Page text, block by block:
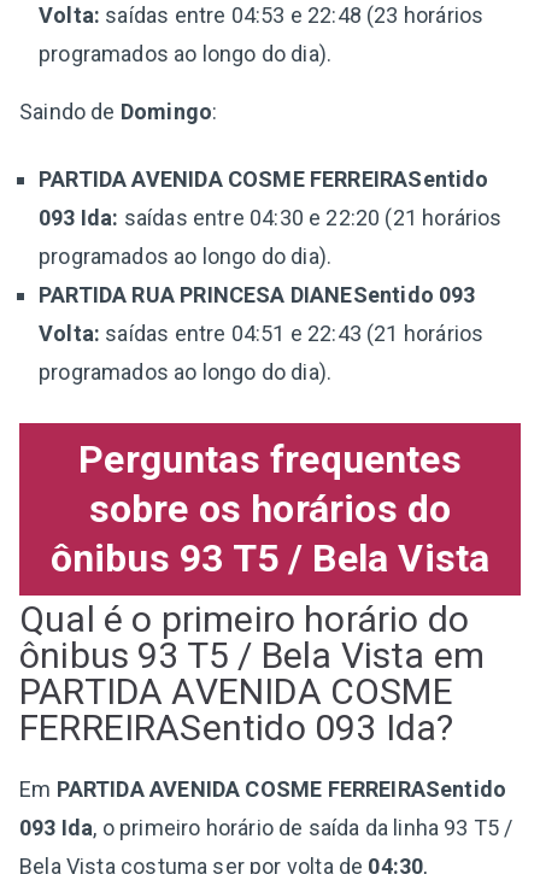
Volta: saídas entre 04:53 e 22:48 (23 horários
programados ao longo do dia).
Saindo de Domingo:
PARTIDA AVENIDA COSME FERREIRASentido
093 Ida: saídas entre 04:30 e 22:20 (21 horários
programados ao longo do dia).
PARTIDA RUA PRINCESA DIANESentido 093
Volta: saídas entre 04:51 e 22:43 (21 horários
programados ao longo do dia).
Perguntas frequentes
sobre os horários do
ônibus 93 T5 / Bela Vista
Qual é o primeiro horário do
ônibus 93 T5 / Bela Vista em
PARTIDA AVENIDA COSME
FERREIRASentido 093 Ida?
Em PARTIDA AVENIDA COSME FERREIRASentido
093 Ida, o primeiro horário de saída da linha 93 T5 /
Bela Vista costuma ser por volta de 04:30,